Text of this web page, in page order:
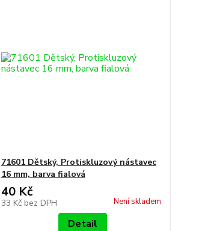
71601 Dětský, Protiskluzový nástavec
16 mm, barva fialová
40 Kč
33 Kč bez DPH Není skladem
Detail